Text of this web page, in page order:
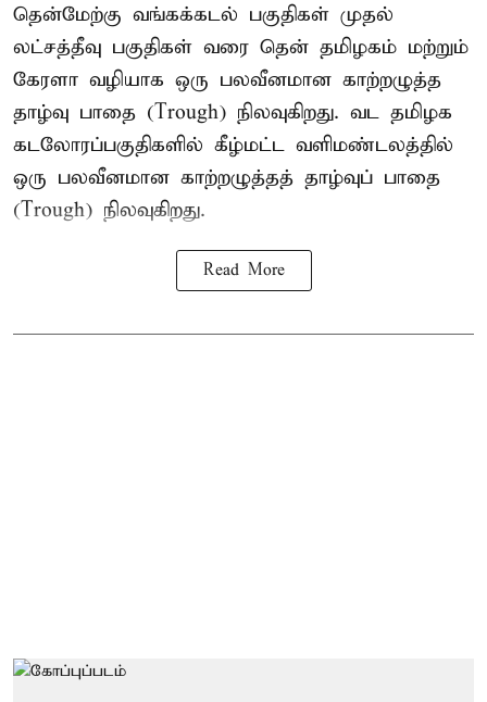
தென்மேற்கு வங்கக்கடல் பகுதிகள் முதல்
லட்சத்தீவு பகுதிகள் வரை தென் தமிழகம் மற்றும்
கேரளா வழியாக ஒரு பலவீனமான காற்றழுத்த
தாழ்வு பாதை (Trough) நிலவுகிறது. வட தமிழக
கடலோரப்பகுதிகளில் கீழ்மட்ட வளிமண்டலத்தில்
ஒரு பலவீனமான காற்றழுத்தத் தாழ்வுப் பாதை
(Trough) நிலவுகிறது.
Read More